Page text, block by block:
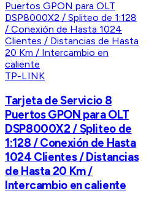
TP-LINK
Tarjeta de Servicio 8
Puertos GPON para OLT
DSP8000X2 / Spliteo de
1:128 / Conexión de Hasta
1024 Clientes / Distancias
de Hasta 20 Km /
Intercambio en caliente